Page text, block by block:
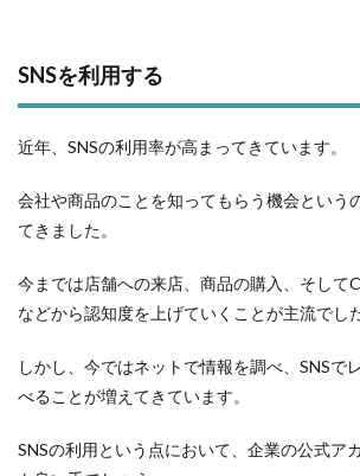
SNSを利用する
近年、SNSの利用率が高まってきています。
会社や商品のことを知ってもらう機会という
てきました。
今までは店舗への来店、商品の購入、そして
などから認知度を上げていくことが主流でした
しかし、今ではネットで情報を調べ、SNSで
べることが増えてきています。
SNSの利用という点において、企業の公式ア